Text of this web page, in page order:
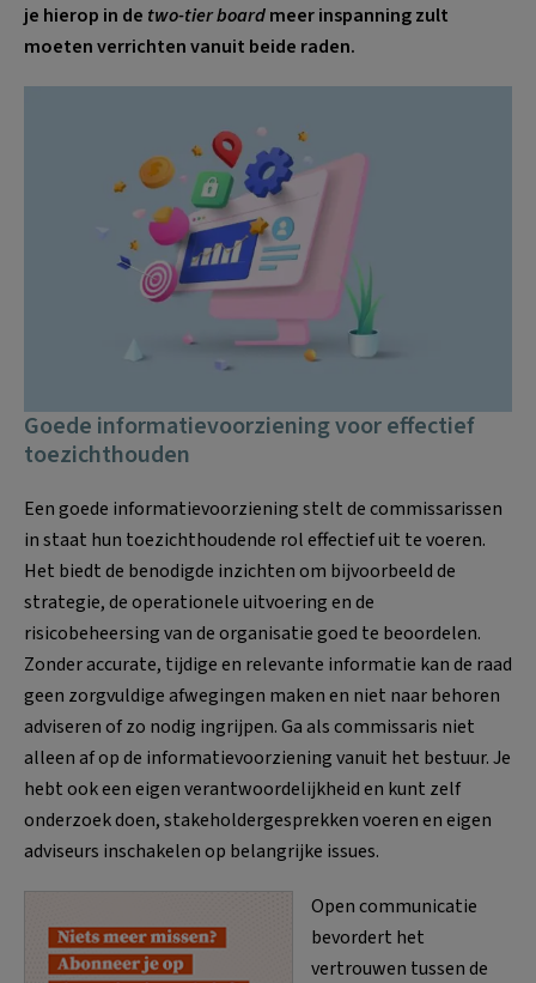
je hierop in de two-tier boardmeer inspanning zult
moeten verrichten vanuit beide raden.
Goede informatievoorziening voor effectief
toezichthouden
Een goede informatievoorziening stelt de commissarissen
in staat hun toezichthoudende rol effectief uit te voeren.
Het biedt de benodigde inzichten om bijvoorbeeld de
strategie, de operationele uitvoering en de
risicobeheersing van de organisatie goed te beoordelen.
Zonder accurate, tijdige en relevante informatie kan de raad
geen zorgvuldige afwegingen maken en niet naar behoren
adviseren of zo nodig ingrijpen. Ga als commissaris niet
alleen af op de informatievoorziening vanuit het bestuur. Je
hebt ook een eigen verantwoordelijkheid en kunt zelf
onderzoek doen, stakeholdergesprekken voeren en eigen
adviseurs inschakelen op belangrijke issues.
Open communicatie
bevordert het
vertrouwen tussen de